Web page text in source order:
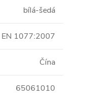
bílá-šedá
EN 1077:2007
Čína
65061010